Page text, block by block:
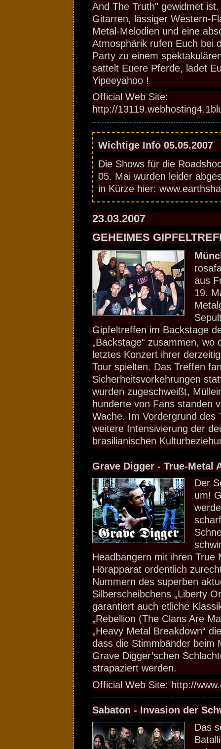
And The Truth" gewidmet
Gitarren, lässiger Western-
Metal-Melodien und eine
Atmosphärik rufen Euch bei
Party zu einem
sattelt Euere Pferde, ladet
Yipeeyahoo !
Official Web Site:
http://
Wichtige Info 05.05.2007
Die Shows für die
05. Mai wurden leider
in Kürze hier:
23.03.2007
GEHEIMES
aus
19.
Gipfeltreffen im Backstage
„Backstage“ zusammen, wo
letztes Konzert ihrer
Tour spielten. Das Treffen
Sicherheitsvorkehrungen
wurden zugeschweißt,
hunderte von Fans standen
Wache. Im Vordergrund des
weitere Intensivierung der
brasilianischen
Grave Digger - True-Metal
Der
um!
Headbangern mit ihren True
Hörapparat ordentlich
Nummern des superben
Silberscheibchens „Liberty
garantiert auch etliche
„Rebellion (The Clans Are
„Heavy Metal Breakdown“
dass die Stimmbänder beim
Grave Digger’schen
strapaziert werden.
Official Web Site: http://
Sabaton - Invasion der
Das